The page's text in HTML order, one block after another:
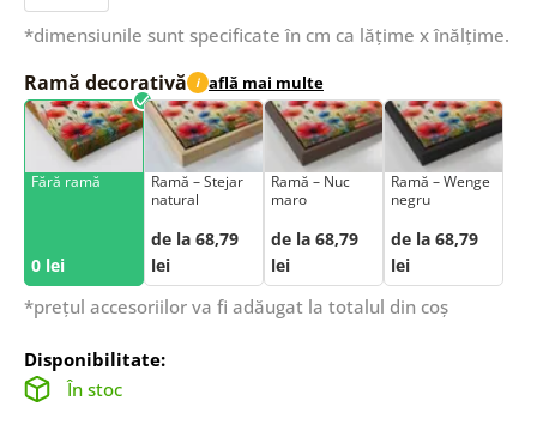
*dimensiunile sunt specificate în cm ca lățime x înălțime.
Ramă decorativă i află mai multe
Fără ramă
0 lei
Ramă – Stejar
natural
de la 68,79
lei
Ramă – Nuc
maro
de la 68,79
lei
Ramă – Wenge
negru
de la 68,79
lei
*prețul accesoriilor va fi adăugat la totalul din coș
Disponibilitate:
În stoc